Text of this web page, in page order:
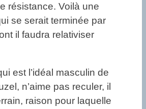
résistance. Voilà une
se serait terminée par
il faudra relativiser
est l’idéal masculin de
n’aime pas reculer, il
raison pour laquelle